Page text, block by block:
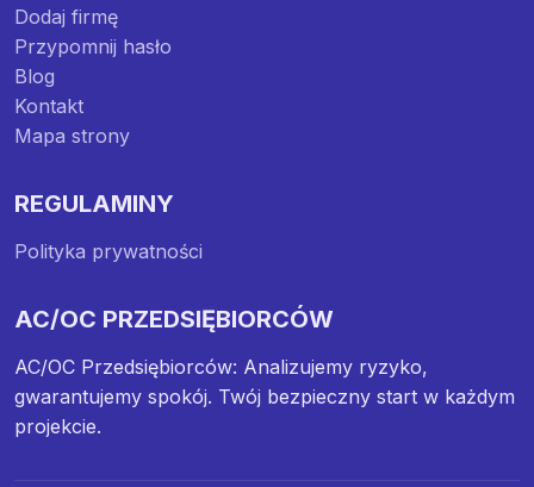
Dodaj firmę
Przypomnij hasło
Blog
Kontakt
Mapa strony
REGULAMINY
Polityka prywatności
AC/OC PRZEDSIĘBIORCÓW
AC/OC Przedsiębiorców: Analizujemy ryzyko,
gwarantujemy spokój. Twój bezpieczny start w każdym
projekcie.